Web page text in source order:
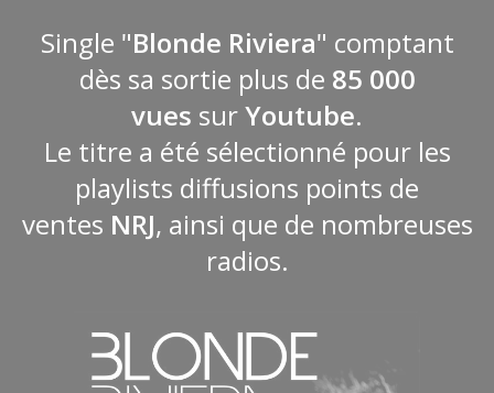
Single "Blonde Riviera" comptant
dès sa sortie plus de 85 000
vues surYoutube.
Le titre a été sélectionné pour les
playlists diffusions points de
ventes NRJ, ainsi que de nombreuses
radios.